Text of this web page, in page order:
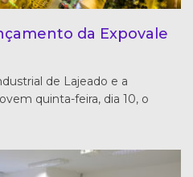
da Expovale
de Lajeado e a
quinta-feira, dia 10, o